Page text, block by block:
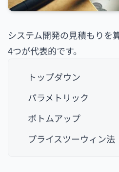
システム開発の見積もりを
4つが代表的です。
トップダウン
パラメトリック
ボトムアップ
プライスツーウィン法